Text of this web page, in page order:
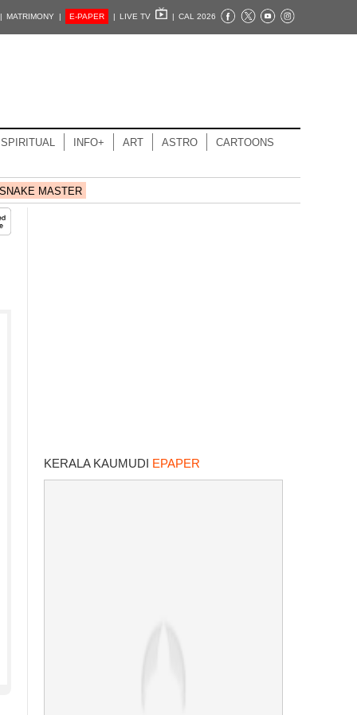
MATRIMONY | E-PAPER | LIVE TV | CAL 2026
SPIRITUAL INFO+ ART ASTRO CARTOONS
MASTER
KERALA KAUMUDI EPAPER